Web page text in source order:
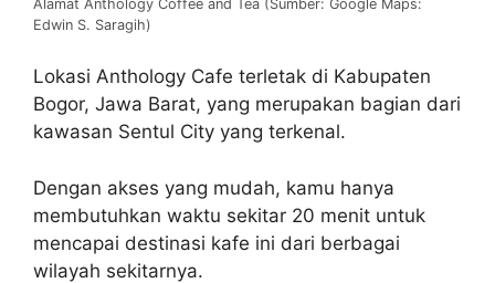
Alamat Anthology Coffee and Tea (Sumber: Google Maps:
Edwin S. Saragih)
Lokasi Anthology Cafe terletak di Kabupaten
Bogor, Jawa Barat, yang merupakan bagian dari
kawasan Sentul City yang terkenal.
Dengan akses yang mudah, kamu hanya
membutuhkan waktu sekitar 20 menit untuk
mencapai destinasi kafe ini dari berbagai
wilayah sekitarnya.